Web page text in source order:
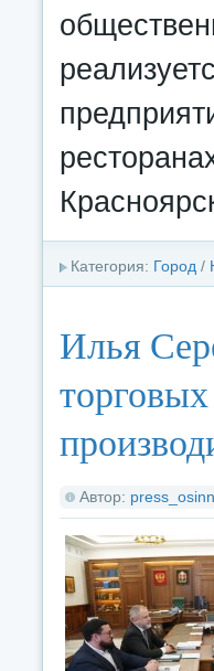
Категория: Город /
Илья
Автор: